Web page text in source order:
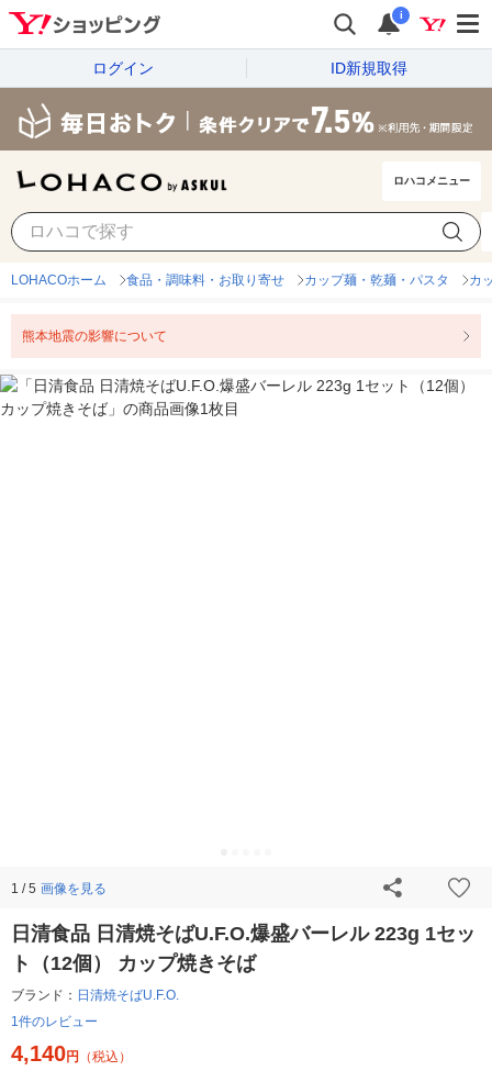
i
ログイン ID新規取得
ロハコメニュー
LOHACOホーム 食品・調味料・お取り寄せ カップ麺・乾麺・パスタ カ
熊本地震の影響について
1 / 5 画像を見る
日清食品 日清焼そばU.F.O.爆盛バーレル 223g 1セッ
ト（12個） カップ焼きそば
ブランド： 日清焼そばU.F.O.
1件のレビュー
4,140円
（税込）